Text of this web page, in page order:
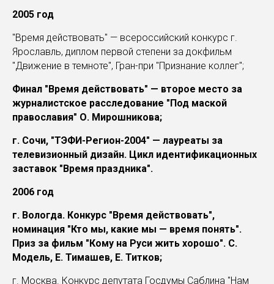
2005 год
"Время действовать" — всероссийский конкурс г.
Ярославль, диплом первой степени за докфильм
"Движение в темноте", Гран-при "Признание коллег";
Финал "Время действовать" — второе место за
журналистское расследование "Под маской
православия" О. Мирошникова;
г. Сочи, "ТЭФИ-Регион-2004" — лауреаты за
телевизионный дизайн. Цикл идентификационных
заставок "Время праздника".
2006 год
г. Вологда. Конкурс "Время действовать",
номинация "Кто мы, какие мы — время понять".
Приз за фильм "Кому на Руси жить хорошо". С.
Модель, Е. Тимашев, Е. Титков;
г. Москва. Конкурс депутата Госдумы Саблина "Нам